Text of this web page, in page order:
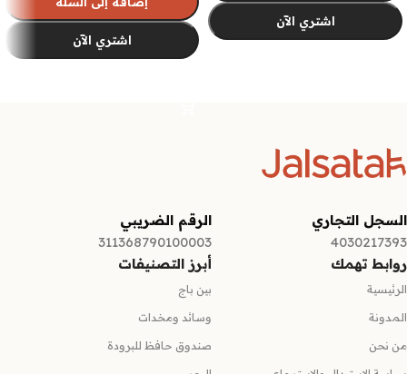
اشتري الآن
اشتري الآن
السجل التجاري
4030217393
الرقم الضريبي
311368790100003
روابط تهمك
الرئيسية
المدونة
من نحن
أبرز التصنيفات
بين باج
وسائد ومخدات
صندوق حافظ للبرودة